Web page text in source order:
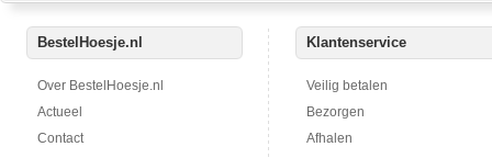
BestelHoesje.nl
Over BestelHoesje.nl
Actueel
Contact
Klantenservice
Veilig betalen
Bezorgen
Afhalen